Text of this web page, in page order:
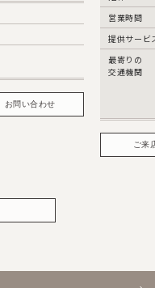
お問い合わせ
営業時間
提供サービ
最寄りの
交通機関
ご来